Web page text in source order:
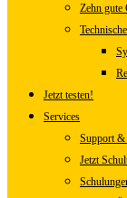
Zehn gute
Jetzt testen!
Services
Support &
Jetzt